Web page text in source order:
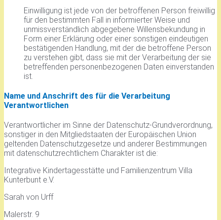
Einwilligung ist jede von der betroffenen Person freiwillig
für den bestimmten Fall in informierter Weise und
unmissverständlich abgegebene Willensbekundung in
Form einer Erklärung oder einer sonstigen eindeutigen
bestätigenden Handlung, mit der die betroffene Person
zu verstehen gibt, dass sie mit der Verarbeitung der sie
betreffenden personenbezogenen Daten einverstanden
ist.
Name und Anschrift des für die Verarbeitung
Verantwortlichen
Verantwortlicher im Sinne der Datenschutz-Grundverordnung,
sonstiger in den Mitgliedstaaten der Europäischen Union
geltenden Datenschutzgesetze und anderer Bestimmungen
mit datenschutzrechtlichem Charakter ist die:
Integrative Kindertagesstätte und Familienzentrum Villa
Kunterbunt e.V.
Sarah von Urff
Malerstr. 9